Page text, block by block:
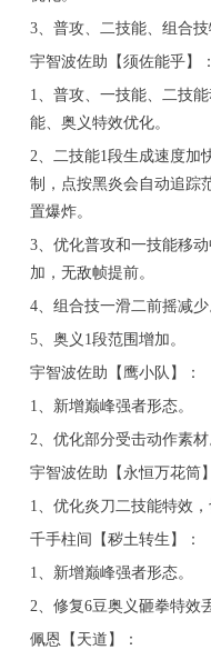
3、普攻、二技能、组合技
宇智波佐助【须佐能乎】：
1、普攻、一技能、二技
能、奥义特效优化。
2、二技能1段生成速度加
制，点按黑炎会自动追踪
置爆炸。
3、优化普攻和一技能移
加，无敌帧提前。
4、组合技一滑二前摇减少
5、奥义1段范围增加。
宇智波佐助【鹰小队】：
1、新增巅峰强者形态。
2、优化部分受击动作素材
宇智波佐助【永恒万花筒
1、优化炎刀二技能特效，
千手柱间【秽土转生】：
1、新增巅峰强者形态。
2、修复6豆奥义砸拳特效
佩恩【天道】：